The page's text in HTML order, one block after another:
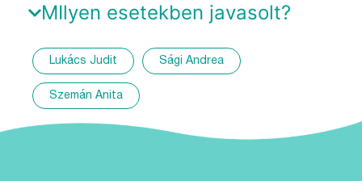
MIlyen esetekben javasolt?
Lukács Judit Sági Andrea
Szemán Anita